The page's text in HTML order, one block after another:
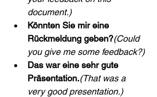
document.)
Könnten Sie mir eine
Rückmeldung geben?(Could
you give me some feedback?)
Das war eine sehr gute
Präsentation.(That was a
very good presentation.)